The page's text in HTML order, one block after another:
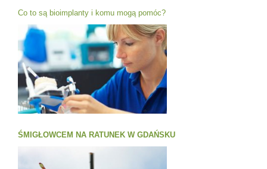
Co to są bioimplanty i komu mogą pomóc?
ŚMIGŁOWCEM NA RATUNEK W GDAŃSKU